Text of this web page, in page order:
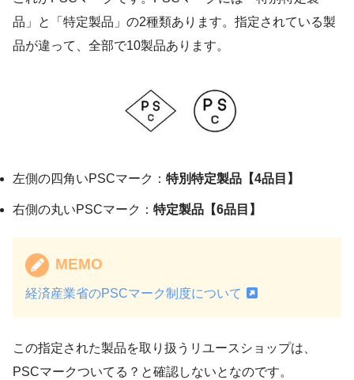
品」と「特定製品」の2種類あります。指定されている製
品が違って、全部で10製品あります。
左側の四角いPSCマーク： 特別特定製品【4品目】
右側の丸いPSCマーク： 特定製品【6品目】
MEMO
経済産業省のPSCマーク制度について
この指定された製品を取り扱うリユースショップは、
PSCマークついてる？と確認しないとなのです。